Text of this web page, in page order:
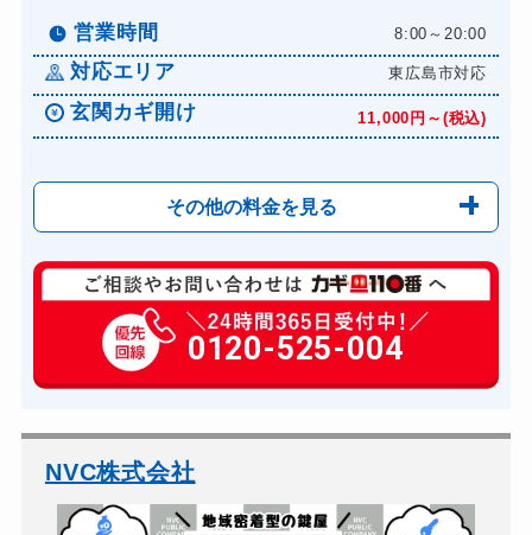
ドアノブカギ作成 8,800円～(税込)
ドアノブカギ交換 11,000円～(税込)
営業時間 8:00～20:00
対応エリア 東広島市対応
玄関カギ開け 11,000円～(税込)
その他の料金を見る
玄関カギ修理 6,600円～(税込)
玄関カギ作成 14,300円～(税込)
玄関カギ交換 14,300円～(税込)
バイクカギ開け
バイクカギ作成 16,500円～(税込)
0120-525-004
NVC株式会社